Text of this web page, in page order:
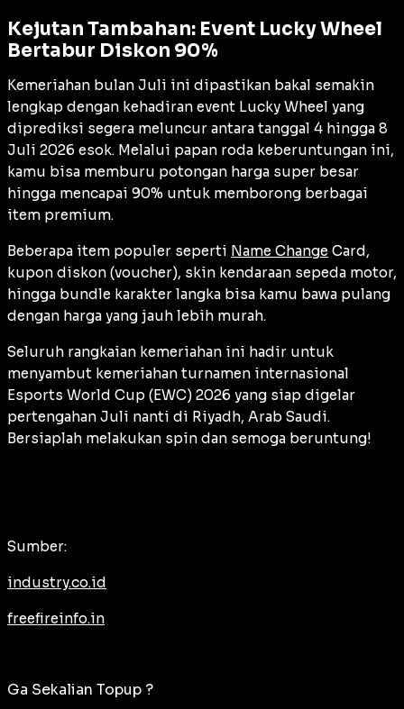
Kejutan Tambahan: Event Lucky Wheel
Bertabur Diskon 90%
Kemeriahan bulan Juli ini dipastikan bakal semakin
lengkap dengan kehadiran event Lucky Wheel yang
diprediksi segera meluncur antara tanggal 4 hingga 8
Juli 2026 esok. Melalui papan roda keberuntungan ini,
kamu bisa memburu potongan harga super besar
hingga mencapai 90% untuk memborong berbagai
item premium.
Beberapa item populer seperti Name Change Card,
kupon diskon (voucher), skin kendaraan sepeda motor,
hingga bundle karakter langka bisa kamu bawa pulang
dengan harga yang jauh lebih murah.
Seluruh rangkaian kemeriahan ini hadir untuk
menyambut kemeriahan turnamen internasional
Esports World Cup (EWC) 2026 yang siap digelar
pertengahan Juli nanti di Riyadh, Arab Saudi.
Bersiaplah melakukan spin dan semoga beruntung!
Sumber:
industry.co.id
freefireinfo.in
Ga Sekalian Topup ?